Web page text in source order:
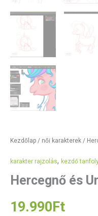
Kezdőlap / női karakterek /
karakter rajzolás, kezdő
Hercegnő és
19.990Ft